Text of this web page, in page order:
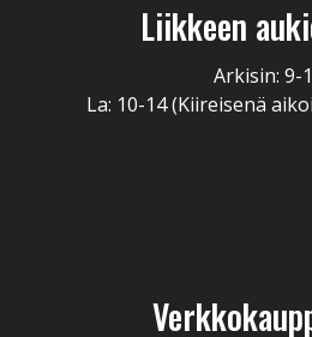
Liikkeen
Arkisin: 9-
La: 10-14 (Kiireisenä